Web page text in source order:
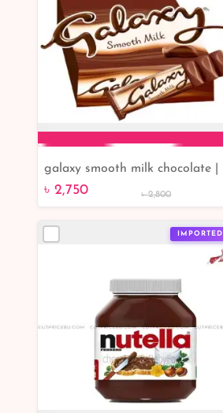
Add to Cart
galaxy smooth milk chocolate |
unboxing Galaxy smooth milk
৳ 2,750 ৳ 2,800
IMPORTED